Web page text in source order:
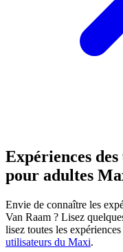
Expériences
pour adultes
Envie de connaître les
Van Raam ? Lisez
lisez toutes les
utilisateurs du Maxi.